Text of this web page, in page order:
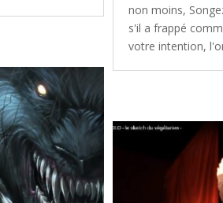
non moins,
s'il a frappé
votre intention,